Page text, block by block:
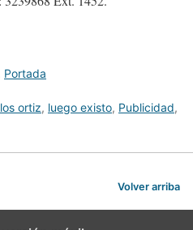
Portada
ortiz, luego existo, Publicidad,
Volver arriba